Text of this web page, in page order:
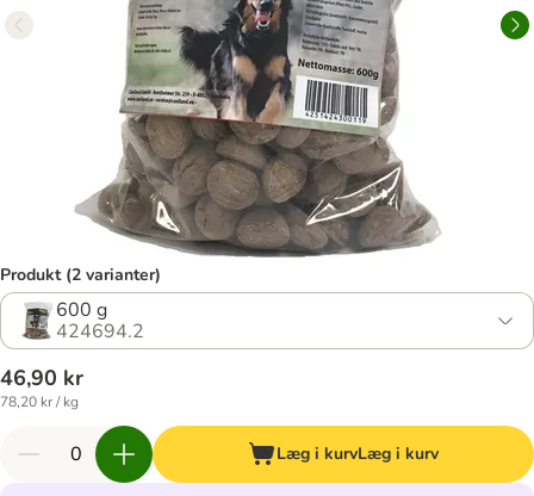
Produkt (2 varianter)
600 g
424694.2
46,90 kr
78,20 kr / kg
Læg i kurvLæg i kurv